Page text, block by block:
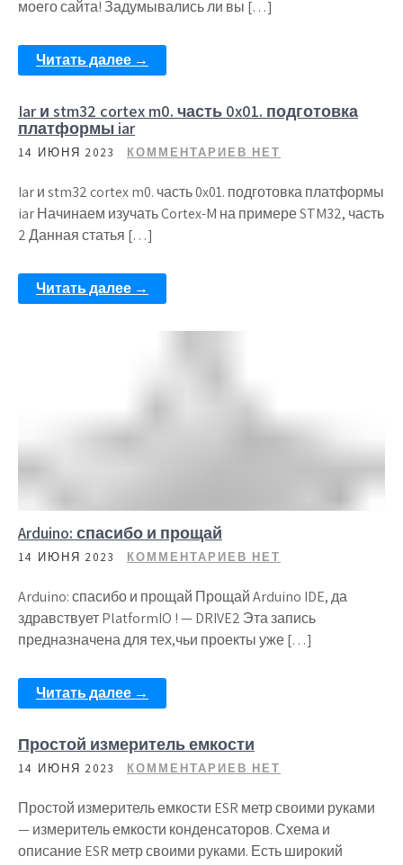
моего сайта! Задумывались ли вы […]
Читать далее →
Iar и stm32 cortex m0. часть 0x01. подготовка
платформы iar
14 ИЮНЯ 2023 КОММЕНТАРИЕВ НЕТ
Iar и stm32 cortex m0. часть 0x01. подготовка платформы
iar Начинаем изучать Cortex-M на примере STM32, часть
2 Данная статья […]
Читать далее →
Arduino: спасибо и прощай
14 ИЮНЯ 2023 КОММЕНТАРИЕВ НЕТ
Arduino: спасибо и прощай Прощай Arduino IDE, да
здравствует PlatformIO ! — DRIVE2 Эта запись
предназначена для тех,чьи проекты уже […]
Читать далее →
Простой измеритель емкости
14 ИЮНЯ 2023 КОММЕНТАРИЕВ НЕТ
Простой измеритель емкости ESR метр своими руками
— измеритель емкости конденсаторов. Схема и
описание ESR метр своими руками. Есть широкий